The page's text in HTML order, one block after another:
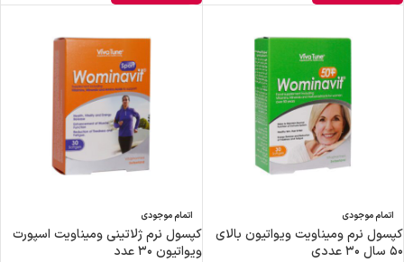
اتمام موجودی
کپسول نرم ومیناویت ویواتیون بالای
۵۰ سال ۳۰ عددی
اتمام موجودی
کپسول نرم ژلاتینی ومیناویت اسپورت
ویواتیون ۳۰ عدد